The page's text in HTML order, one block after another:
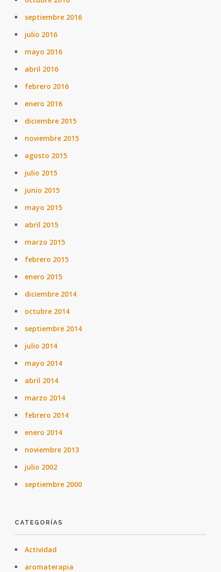
septiembre 2016
julio 2016
mayo 2016
abril 2016
febrero 2016
enero 2016
diciembre 2015
noviembre 2015
agosto 2015
julio 2015
junio 2015
mayo 2015
abril 2015
marzo 2015
febrero 2015
enero 2015
diciembre 2014
octubre 2014
septiembre 2014
julio 2014
mayo 2014
abril 2014
marzo 2014
febrero 2014
enero 2014
noviembre 2013
julio 2002
septiembre 2000
CATEGORÍAS
Actividad
aromaterapia